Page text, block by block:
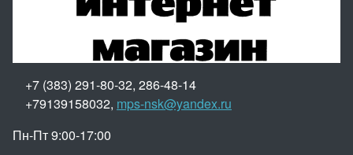
+7 (383) 291-80-32, 286-48-14
+79139158032, mps-nsk@yandex.ru
Пн-Пт 9:00-17:00